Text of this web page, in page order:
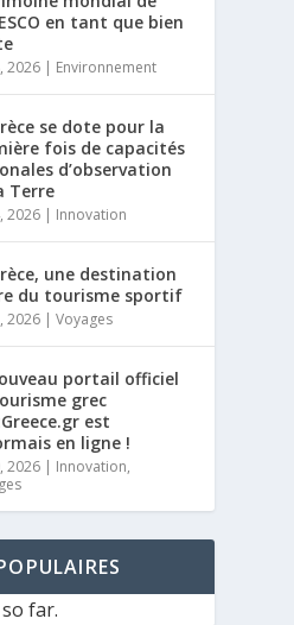
en tant que bien
2026 | Environnement
se dote pour la
fois de capacités
d’observation
Terre
2026 | Innovation
une destination
du tourisme sportif
2026 |Voyages
portail officiel
grec
est
en ligne !
2026 | Innovation,
far.